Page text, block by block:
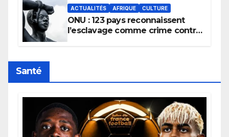
ACTUALITÉS AFRIQUE CULTURE
ONU : 123 pays reconnaissent
l’esclavage comme crime contre
Santé